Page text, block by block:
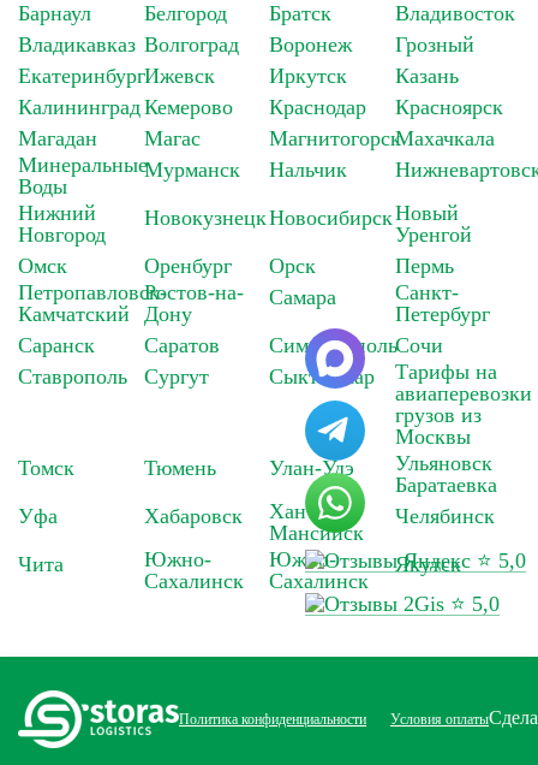
Барнаул
Белгород Братск
Владивосток
Владикавказ Волгоград Воронеж
Грозный
ЕкатеринбургИжевск Иркутск
Казань
КалининградКемерово Краснодар
Красноярск
Магадан
Магас МагнитогорскМахачкала
Минеральные
Воды
Мурманск Нальчик
Нижний
Новгород
НовокузнецкНовосибирскНовый
Уренгой
Омск
Оренбург Орск
Пермь
Петропавловск-
Камчатский
Ростов-на-
Дону
Самара
Санкт-
Петербург
Саранск
Саратов СимферопольСочи
Ставрополь
Сургут Сыктывкар
Тарифы на
авиаперевозки
грузов из
Москвы
Томск
Тюмень Улан-Удэ
Ульяновск
Баратаевка
Уфа
Хабаровск
Ханты-
Мансийск
Челябинск
Чита
Южно-
Сахалинск
Южно-
Сахалинск
Якутск
Политика конфиденциальности Условия оплаты
⭐ 5,0
⭐ 5,0